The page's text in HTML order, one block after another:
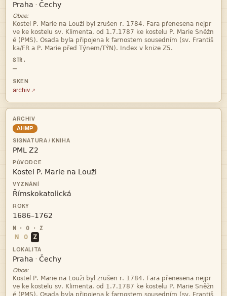
 · 
Obce:




—
archiv
AHMP




N O Z
 · 
Obce:


